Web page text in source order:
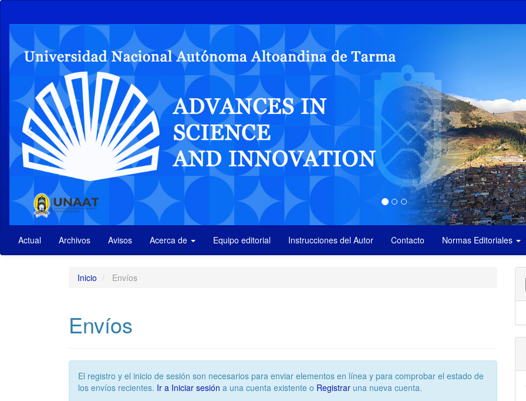
Contenido
principal
Barra
lateral
Actual Archivos Avisos Acerca de Equipo editorial Instrucciones del Autor Contacto Normas Editoriales
Inicio Envíos
Envíos
El registro y el inicio de sesión son necesarios para enviar elementos en línea y para comprobar el estado de
los envíos recientes. Ir a Iniciar sesión a una cuenta existente o Registrar una nueva cuenta.